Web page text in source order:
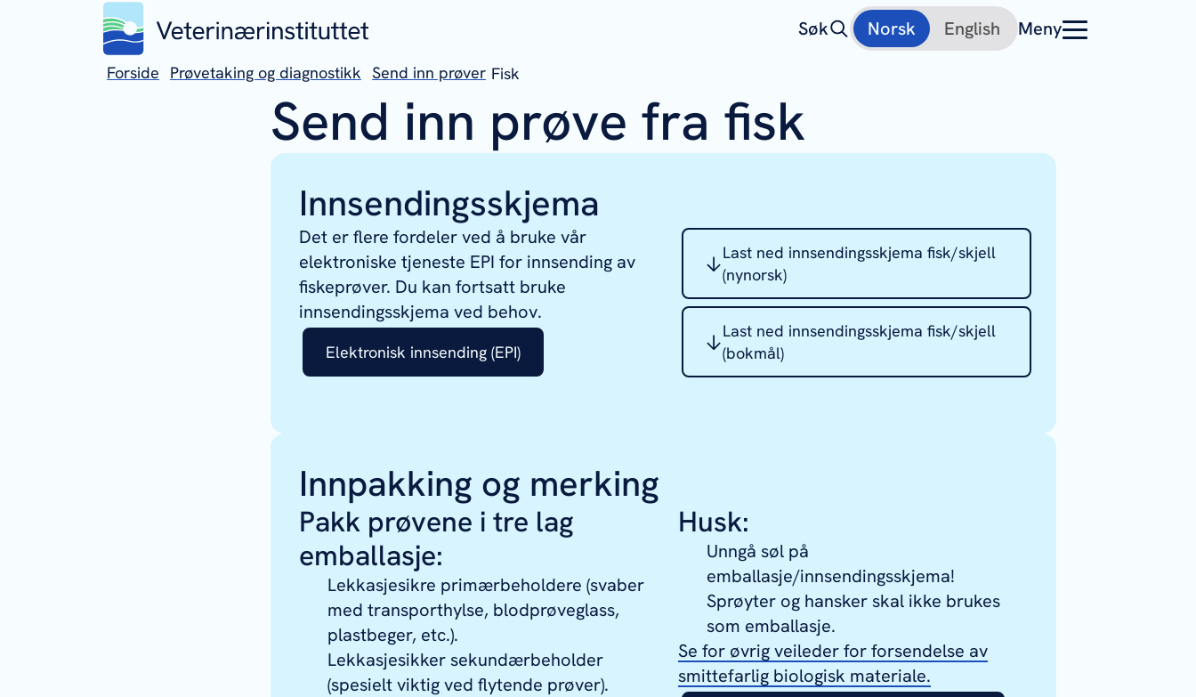
Søk Norsk English Meny
Forside Prøvetaking og diagnostikk Send inn prøver Fisk
Send inn prøve fra fisk
Innsendingsskjema
Det er flere fordeler ved å bruke vår
elektroniske tjeneste EPI for innsending av
fiskeprøver. Du kan fortsatt bruke
innsendingsskjema ved behov.
Elektronisk innsending (EPI)
Last ned innsendingsskjema fisk/skjell
(nynorsk)
Last ned innsendingsskjema fisk/skjell
(bokmål)
Innpakking og merking
Pakk prøvene i tre lag
emballasje:
Lekkasjesikre primærbeholdere (svaber
med transporthylse, blodprøveglass,
plastbeger, etc.).
Lekkasjesikker sekundærbeholder
(spesielt viktig ved flytende prøver).
Husk:
Unngå søl på
emballasje/innsendingsskjema!
Sprøyter og hansker skal ikke brukes
som emballasje.
Se for øvrig veileder for forsendelse av
smittefarlig biologisk materiale.